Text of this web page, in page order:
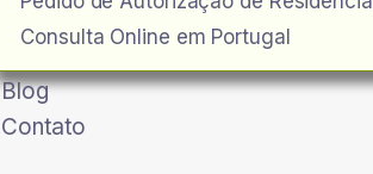
Consulta Online em Portugal
Blog
Contato